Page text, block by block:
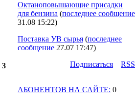
3
Октаноповышающие присадки
для бензина (последнее сообщение
31.08 15:22)
Поставка УВ сырья (последнее
сообщение 27.07 17:47)
Подпиcаться
RSS
АБОНЕНТОВ НА САЙТЕ: 0